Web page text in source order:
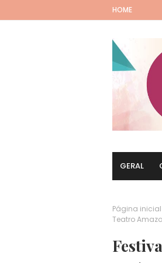
HOME
GERAL
Página inicial
Teatro